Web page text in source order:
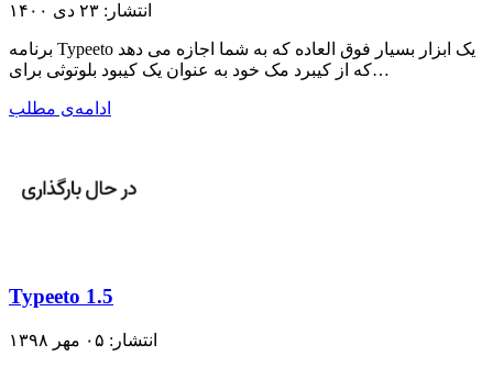
انتشار: ۲۳ دی ۱۴۰۰
برنامه Typeeto یک ابزار بسیار فوق العاده که به شما اجازه می دهد
که از کیبرد مک خود به عنوان یک کیبود بلوتوثی برای…
ادامه‌ی مطلب
Typeeto 1.5
انتشار: ۰۵ مهر ۱۳۹۸